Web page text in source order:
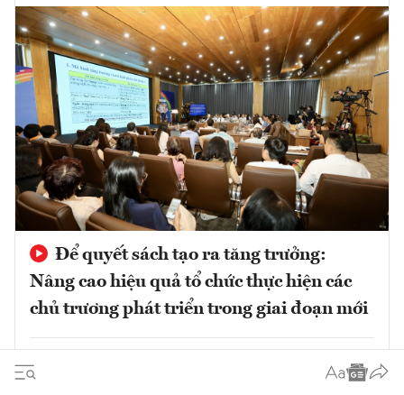
Để quyết sách tạo ra tăng trưởng:
Nâng cao hiệu quả tổ chức thực hiện các
chủ trương phát triển trong giai đoạn mới